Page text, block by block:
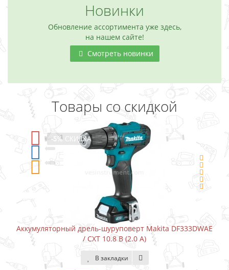
Новинки
Обновление ассортимента уже здесь,
на нашем сайте!
Смотреть новинки
Товары со скидкой
-5% СКИДКА
Аккумуляторный дрель-шуруповерт Makita DF333DWAE
/ CXT 10.8 В (2.0 А)
В закладки